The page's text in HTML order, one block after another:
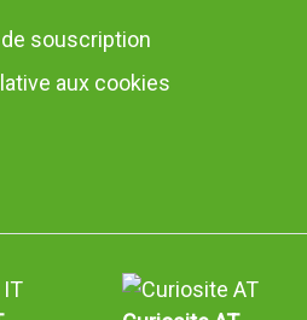
souscription
aux cookies